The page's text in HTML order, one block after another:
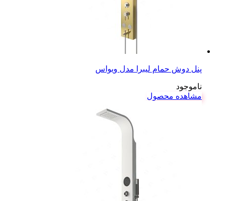
پنل دوش حمام لیبرا مدل ویواس
ناموجود
مشاهده محصول